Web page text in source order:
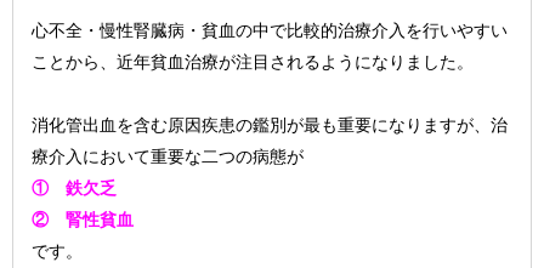
心不全・慢性腎臓病・貧血の中で比較的治療介入を行いやすい
ことから、近年貧血治療が注目されるようになりました。
消化管出血を含む原因疾患の鑑別が最も重要になりますが、治
療介入において重要な二つの病態が
① 鉄欠乏
② 腎性貧血
です。